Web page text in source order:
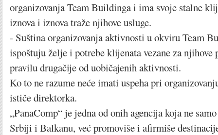
organizovanja Team Buildinga i ima svoje stalne
iznova i iznova traže njihove usluge.
- Suština organizovanja aktivnosti u okviru Team
ispoštuju želje i potrebe klijenata vezane za njihove
pravilu drugačije od uobičajenih aktivnosti.
Ko to ne razume neće imati uspeha pri
ističe direktorka.
„PanaComp“ je jedna od onih agencija koja ne
Srbiji i Balkanu, već promoviše i afirmiše